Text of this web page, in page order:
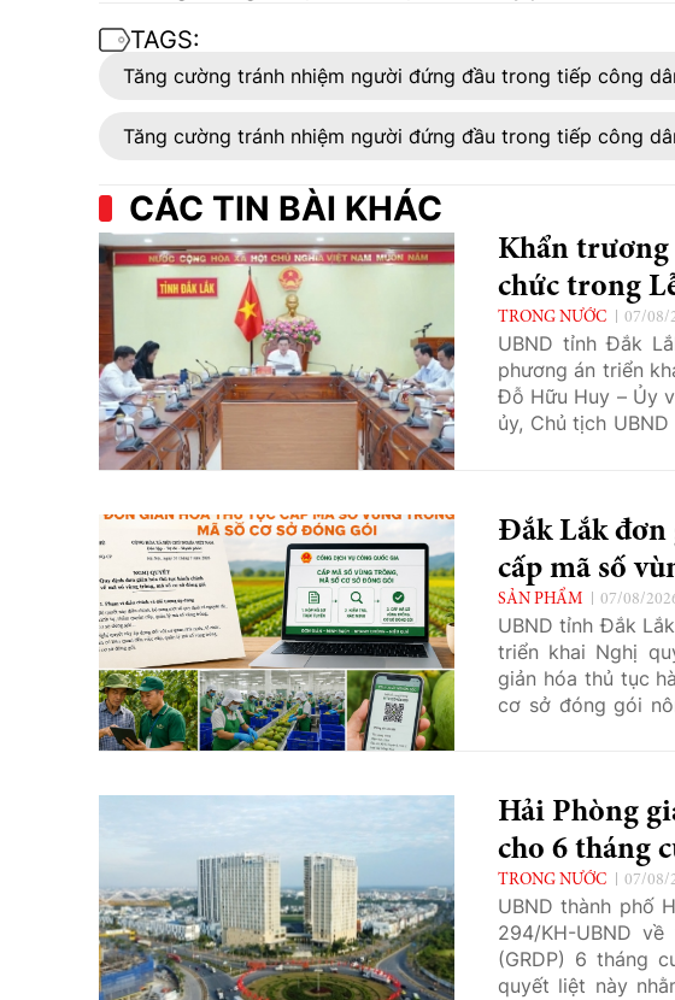
TAGS:
Tăng cường tránh nhiệm người đứng đầu trong tiếp công
Tăng cường tránh nhiệm người đứng đầu trong tiếp công
CÁC TIN BÀI KHÁC
Khẩn trương
chức trong
TRONG NƯỚC 07/08/
UBND tỉnh Đắk
phương án triển
Đỗ Hữu Huy – Ủy
ủy, Chủ tịch
Đắk Lắk đơn
cấp mã số
SẢN PHẨM 07/08/
UBND tỉnh Đắk
triển khai Nghị
giản hóa thủ tục
cơ sở đóng gói
Hải Phòng
cho 6 tháng
TRONG NƯỚC 07/08/
UBND thành phố
294/KH-UBND
(GRDP) 6 tháng
quyết liệt này